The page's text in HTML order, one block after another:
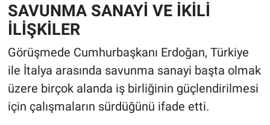
SAVUNMA SANAYİ VE İKİLİ
İLİŞKİLER
Görüşmede Cumhurbaşkanı Erdoğan, Türkiye
ile İtalya arasında savunma sanayi başta olmak
üzere birçok alanda iş birliğinin güçlendirilmesi
için çalışmaların sürdüğünü ifade etti.